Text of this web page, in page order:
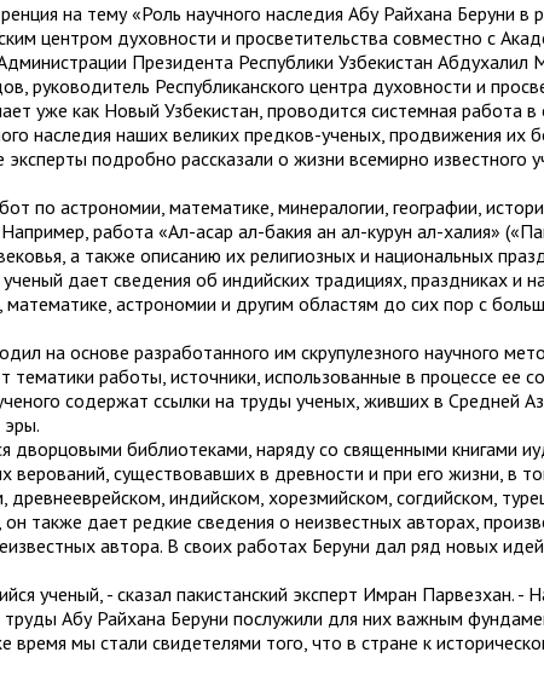
на тему «Роль научного наследия Абу Райхана Беруни в
центром духовности и просветительства совместно с
Президента Республики Узбекистан Абдухалил
руководитель Республиканского центра духовности и
уже как Новый Узбекистан, проводится системная работа
наследия наших великих предков-ученых, продвижения их
подробно рассказали о жизни всемирно известного
по астрономии, математике, минералогии, географии,
работа «Ал-асар ал-бакия ан ал-курун ал-халия»
а также описанию их религиозных и национальных
дает сведения об индийских традициях, праздниках и
астрономии и другим областям до сих пор с
на основе разработанного им скрупулезного научного
работы, источники, использованные в процессе ее
содержат ссылки на труды ученых, живших в Средней
эры.
библиотеками, наряду со священными книгами
верований, существовавших в древности и при его жизни, в
древнееврейском, индийском, хорезмийском, согдийском,
также дает редкие сведения о неизвестных авторах,
автора. В своих работах Беруни дал ряд новых
ученый, - сказал пакистанский эксперт Имран Парвезхан. -
труды Абу Райхана Беруни послужили для них важным
время мы стали свидетелями того, что в стране к